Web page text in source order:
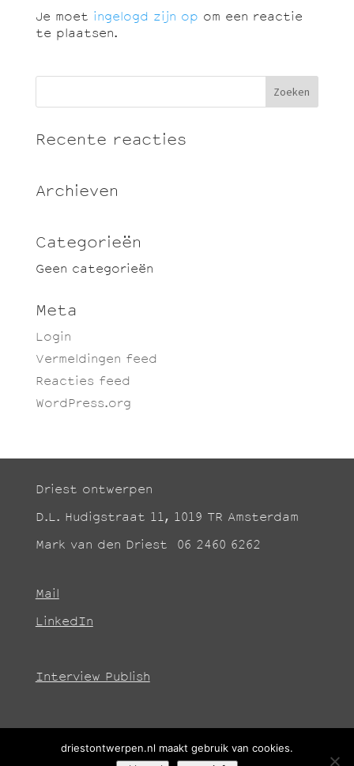
Je moet ingelogd zijn op om een reactie
te plaatsen.
Recente reacties
Archieven
Categorieën
Geen categorieën
Meta
Login
Vermeldingen feed
Reacties feed
WordPress.org
Driest ontwerpen
D.L. Hudigstraat 11, 1019 TR Amsterdam
Mark van den Driest 06 2460 6262
Mail
LinkedIn
Interview Publish
driestontwerpen.nl maakt gebruik van cookies.